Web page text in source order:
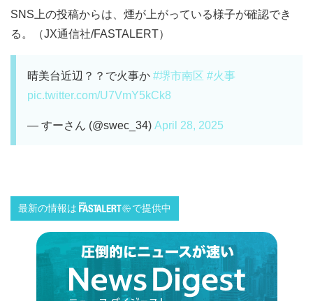
SNS上の投稿からは、煙が上がっている様子が確認でき
る。（JX通信社/FASTALERT）
晴美台近辺？？で火事か #堺市南区 #火事
pic.twitter.com/U7VmY5kCk8
— すーさん (@swec_34) April 28, 2025
最新の情報は で提供中